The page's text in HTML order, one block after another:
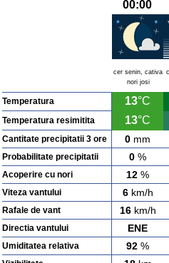
00:00
cer senin, cativa
nori josi
Temperatura 13°C
Temperatura resimitita 13°C
Cantitate precipitatii 3 ore 0 mm
Probabilitate precipitatii 0 %
Acoperire cu nori 12 %
Viteza vantului 6km/h
Rafale de vant 16km/h
Directia vantului ENE
Umiditatea relativa 92 %